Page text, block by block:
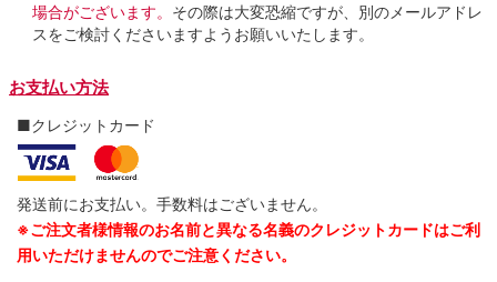
場合がございます。 その際は大変恐縮ですが、別のメールアドレ
スをご検討くださいますようお願いいたします。
お支払い方法
■クレジットカード
発送前にお支払い。手数料はございません。
※ご注文者様情報のお名前と異なる名義のクレジットカードはご利
用いただけませんのでご注意ください。